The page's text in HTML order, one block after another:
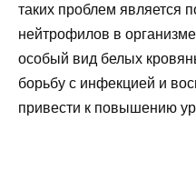
таких проблем является
нейтрофилов в
особый вид белых
борьбу с инфекцией и
привести к повышению